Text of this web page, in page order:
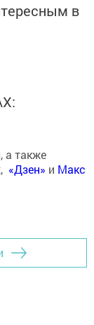
в
, а также
, «Дзен» и Макс